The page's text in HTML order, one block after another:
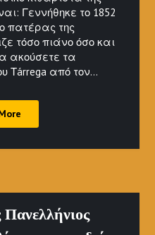
Γεννήθηκε το 1852
πατέρας της
τόσο πιάνο όσο και
ακούσετε τα
Τárrega από τον…